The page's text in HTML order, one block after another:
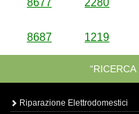
8677 2280
8687 1219
Riparazione Elettrodomestici